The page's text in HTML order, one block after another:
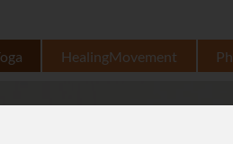
HealingMovement